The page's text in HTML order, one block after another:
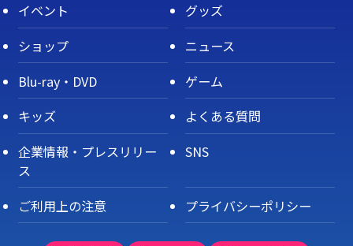
イベント
グッズ
ショップ
ニュース
Blu-ray・DVD
ゲーム
キッズ
よくある質問
企業情報・プレスリリー
ス
SNS
ご利用上の注意 プライバシーポリシー